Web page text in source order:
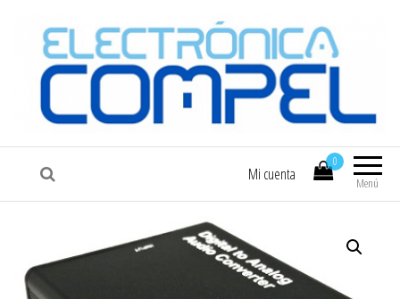
COMPEL Electrónica COMPEL
Menú
0
Mi cuenta